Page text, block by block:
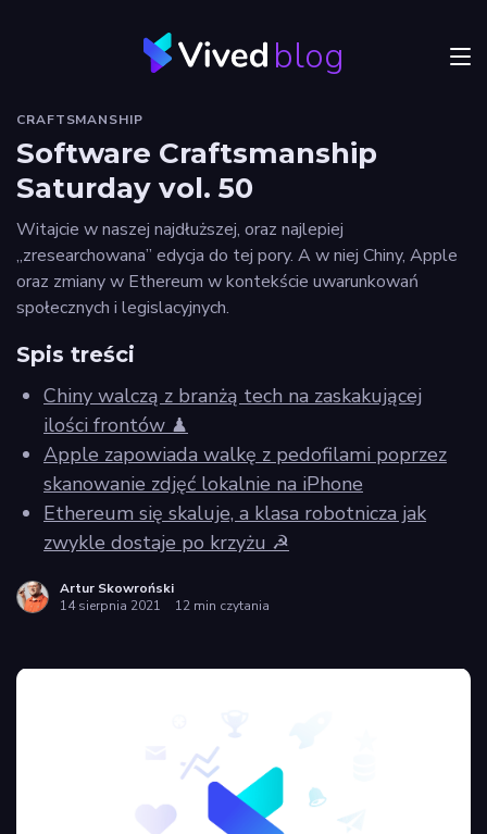
blog
JVM
Craftsmanship
Frontend
Autorzy
Vived
Privacy
policy
CRAFTSMANSHIP
Software Craftsmanship
Saturday vol. 50
Witajcie w naszej najdłuższej, oraz najlepiej
„zresearchowana” edycja do tej pory. A w niej Chiny, Apple
oraz zmiany w Ethereum w kontekście uwarunkowań
społecznych i legislacyjnych.
Spis treści
Chiny walczą z branżą tech na zaskakującej
ilości frontów ♟
Apple zapowiada walkę z pedofilami poprzez
skanowanie zdjęć lokalnie na iPhone
Ethereum się skaluje, a klasa robotnicza jak
zwykle dostaje po krzyżu ☭
Artur Skowroński
14 sierpnia 2021
12 min czytania